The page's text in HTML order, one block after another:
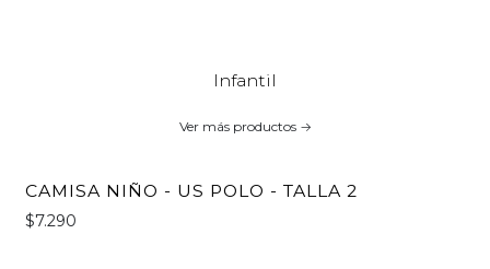
Infantil
Ver más productos
CAMISA NIÑO - US POLO - TALLA 2
$7.290